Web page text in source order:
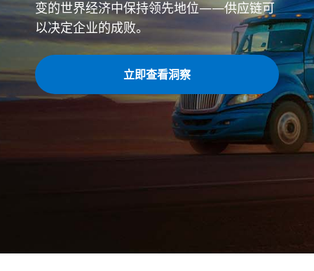
变的世界经济中保持领先地位——供应链可
以决定企业的成败。
立即查看洞察